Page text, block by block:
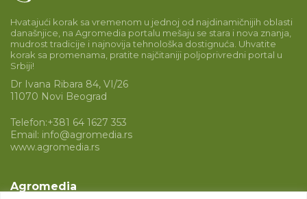
Hvatajući korak sa vremenom u jednoj od najdinamičnijih oblasti
današnjice, na Agromedia portalu mešaju se stara i nova znanja,
mudrost tradicije i najnovija tehnološka dostignuća. Uhvatite
korak sa promenama, pratite najčitaniji poljoprivredni portal u
Srbiji!
Dr Ivana Ribara 84, VI/26
11070 Novi Beograd
Telefon:+381 64 1627 353
Email: info@agromedia.rs
www.agromedia.rs
Agromedia